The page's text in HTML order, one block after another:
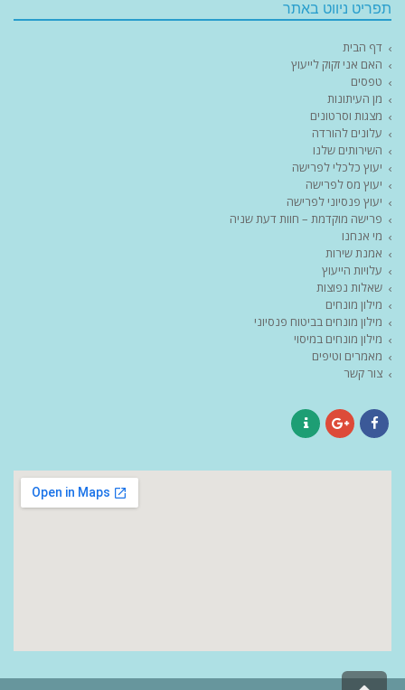
תפריט ניווט באתר
דף הבית
האם אני זקוק לייעוץ
טפסים
מן העיתונות
מצגות וסרטונים
עלונים להורדה
השירותים שלנו
יעוץ כלכלי לפרישה
יעוץ מס לפרישה
יעוץ פנסיוני לפרישה
פרישה מוקדמת – חוות דעת שניה
מי אנחנו
אמנת שירות
עלויות הייעוץ
שאלות נפוצות
מילון מונחים
מילון מונחים בביטוח פנסיוני
מילון מונחים במיסוי
מאמרים וטיפים
צור קשר